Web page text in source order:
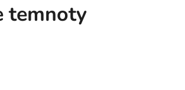
temnoty